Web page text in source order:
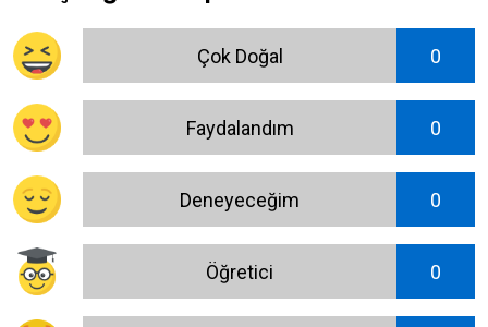
Çok Doğal 0
Faydalandım 0
Deneyeceğim 0
Öğretici 0